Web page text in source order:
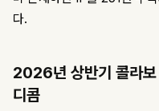
다.
2026년 상반기 콜라
디콤